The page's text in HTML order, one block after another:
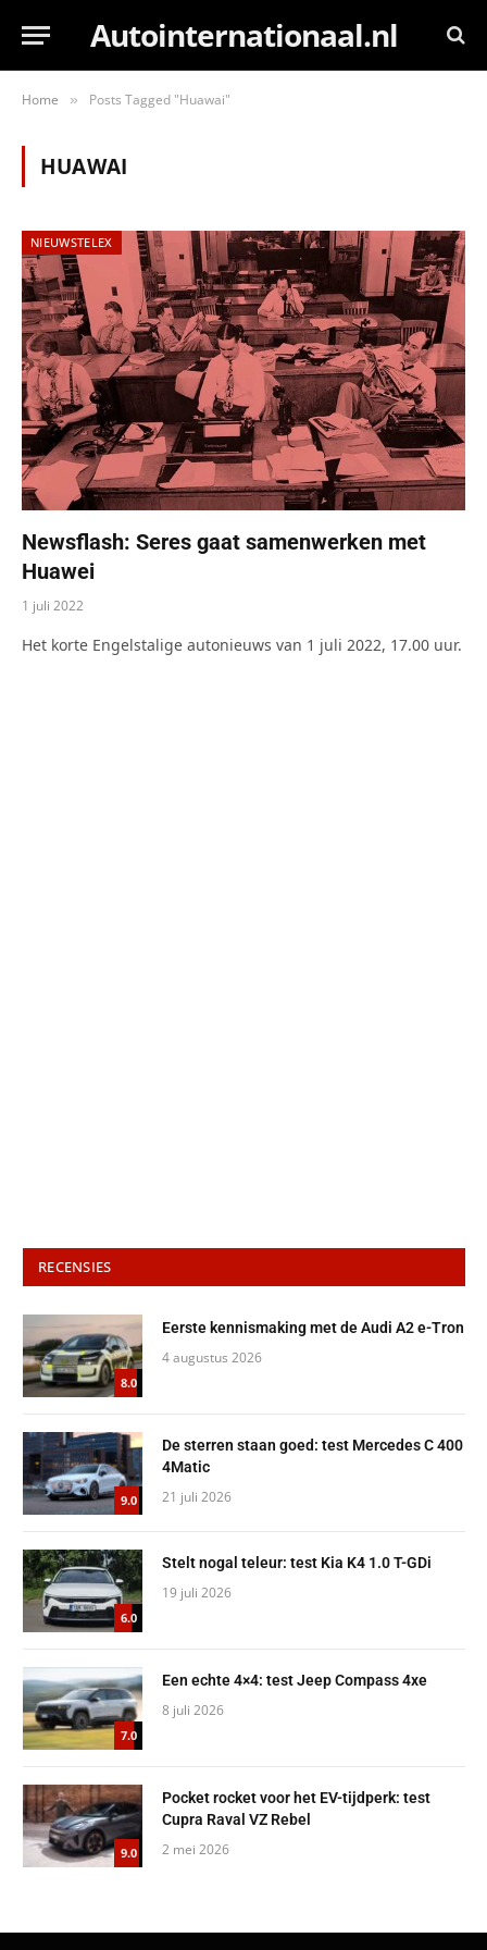
Autointernationaal.nl
Home » Posts Tagged "Huawai"
HUAWAI
NIEUWSTELEX
Newsflash: Seres gaat samenwerken met
Huawei
1 juli 2022
Het korte Engelstalige autonieuws van 1 juli 2022, 17.00 uur.
RECENSIES
8.0
Eerste kennismaking met de Audi A2 e-Tron
4 augustus 2026
9.0
De sterren staan goed: test Mercedes C 400
4Matic
21 juli 2026
6.0
Stelt nogal teleur: test Kia K4 1.0 T-GDi
19 juli 2026
7.0
Een echte 4×4: test Jeep Compass 4xe
8 juli 2026
9.0
Pocket rocket voor het EV-tijdperk: test
Cupra Raval VZ Rebel
2 mei 2026